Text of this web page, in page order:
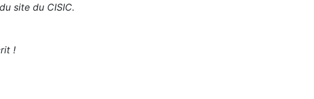
site du CISIC.
!